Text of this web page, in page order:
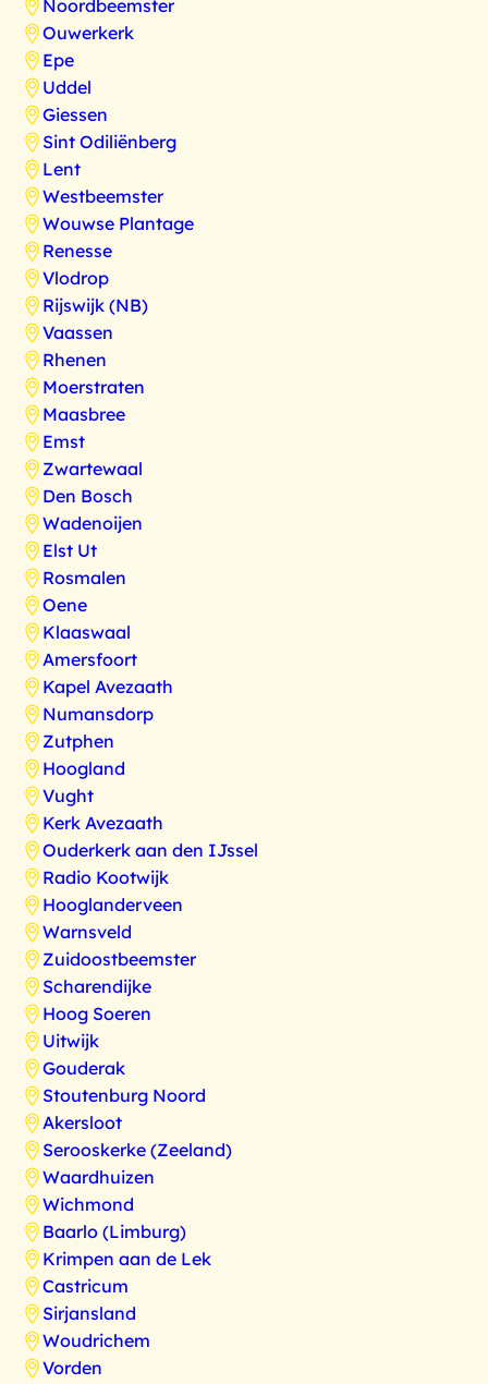
Noordbeemster
Ouwerkerk
Epe
Uddel
Giessen
Sint Odiliënberg
Lent
Westbeemster
Wouwse Plantage
Renesse
Vlodrop
Rijswijk (NB)
Vaassen
Rhenen
Moerstraten
Maasbree
Emst
Zwartewaal
Den Bosch
Wadenoijen
Elst Ut
Rosmalen
Oene
Klaaswaal
Amersfoort
Kapel Avezaath
Numansdorp
Zutphen
Hoogland
Vught
Kerk Avezaath
Ouderkerk aan den IJssel
Radio Kootwijk
Hooglanderveen
Warnsveld
Zuidoostbeemster
Scharendijke
Hoog Soeren
Uitwijk
Gouderak
Stoutenburg Noord
Akersloot
Serooskerke (Zeeland)
Waardhuizen
Wichmond
Baarlo (Limburg)
Krimpen aan de Lek
Castricum
Sirjansland
Woudrichem
Vorden